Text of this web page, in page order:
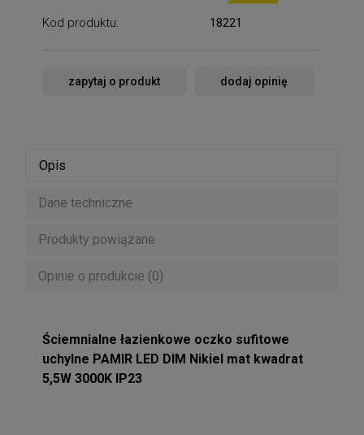
Kod produktu: 18221
zapytaj o produkt dodaj opinię
Opis
Dane techniczne
Produkty powiązane
Opinie o produkcie (0)
Ściemnialne łazienkowe oczko sufitowe
uchylne PAMIR LED DIM Nikiel mat kwadrat
5,5W 3000K IP23